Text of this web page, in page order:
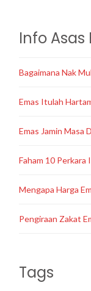
Info Asas
Bagaimana Nak
Emas Itulah
Emas Jamin Masa
Faham 10 Perkara
Mengapa Harga
Pengiraan Zakat
Tags